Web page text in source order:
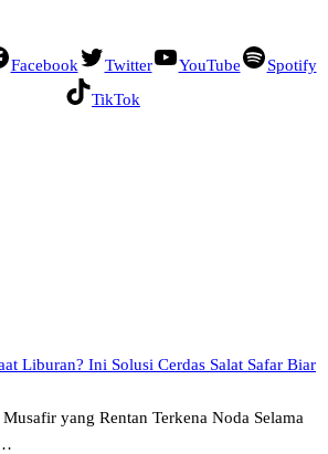
Facebook Twitter YouTube
Spotify
TikTok
Liburan? Ini Solusi Cerdas Salat Safar Biar
yang Rentan Terkena Noda Selama